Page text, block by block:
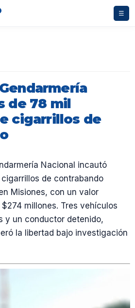
☰
de 78 mil
cigarrillos de
Nacional incautó
de contrabando
Misiones, con un valor
millones. Tres vehículos
y un conductor detenido,
la libertad bajo investigación